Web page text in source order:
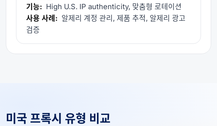
기능: High U.S. IP authenticity, 맞춤형 로테이션
사용 사례: 알제리 계정 관리, 제품 추적, 알제리 광고
검증
미국 프록시 유형 비교